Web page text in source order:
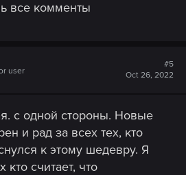
все комменты
user
#5
Oct 26, 2022
с одной стороны. Новые
и рад за всех тех, кто
к этому шедевру. Я
кто считает, что